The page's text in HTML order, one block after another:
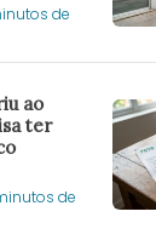
de
ao
ter
de